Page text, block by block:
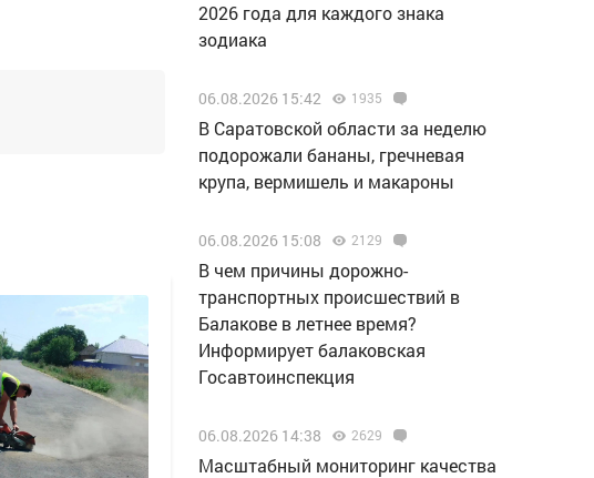
2026 года для каждого знака
зодиака
06.08.2026 15:42 1935
В Саратовской области за неделю
подорожали бананы, гречневая
крупа, вермишель и макароны
06.08.2026 15:08 2129
В чем причины дорожно-
транспортных происшествий в
Балакове в летнее время?
Информирует балаковская
Госавтоинспекция
06.08.2026 14:38 2629
Масштабный мониторинг качества